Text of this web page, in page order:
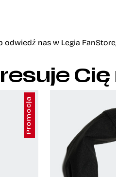
nas w Legia
Promocja